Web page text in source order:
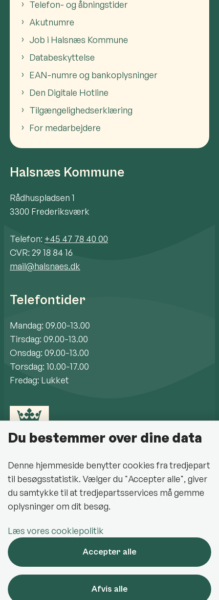
Telefon- og åbningstider
Akutnumre
Job i Halsnæs Kommune
Databeskyttelse
EAN-numre og bankoplysninger
Den Digitale Hotline
Tilgængelighedserklæring
For medarbejdere
Halsnæs Kommune
Rådhuspladsen 1
3300 Frederiksværk
Telefon: +45 47 78 40 00
CVR: 29 18 84 16
mail@halsnaes.dk
Telefontider
Mandag: 09.00-13.00
Tirsdag: 09.00-13.00
Onsdag: 09.00-13.00
Torsdag: 10.00-17.00
Fredag: Lukket
Cookiepolitik
Oplev Halsnæs på Facebook
Du bestemmer over dine data
Denne hjemmeside benytter cookies fra tredjepart
til besøgsstatistik. Vælger du "Accepter alle", giver
du samtykke til at tredjepartsservices må gemme
oplysninger om dit besøg.
Læs vores cookiepolitik
Accepter alle
Afvis alle